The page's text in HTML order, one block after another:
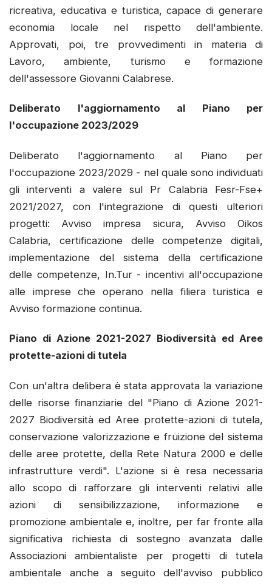
ricreativa, educativa e turistica, capace di generare
economia locale nel rispetto dell'ambiente.
Approvati, poi, tre provvedimenti in materia di
Lavoro, ambiente, turismo e formazione
dell'assessore Giovanni Calabrese.
Deliberato l'aggiornamento al Piano per
l'occupazione 2023/2029
Deliberato l'aggiornamento al Piano per
l'occupazione 2023/2029 - nel quale sono individuati
gli interventi a valere sul Pr Calabria Fesr-Fse+
2021/2027, con l'integrazione di questi ulteriori
progetti: Avviso impresa sicura, Avviso Oikos
Calabria, certificazione delle competenze digitali,
implementazione del sistema della certificazione
delle competenze, In.Tur - incentivi all'occupazione
alle imprese che operano nella filiera turistica e
Avviso formazione continua.
Piano di Azione 2021-2027 Biodiversità ed Aree
protette-azioni di tutela
Con un'altra delibera è stata approvata la variazione
delle risorse finanziarie del "Piano di Azione 2021-
2027 Biodiversità ed Aree protette-azioni di tutela,
conservazione valorizzazione e fruizione del sistema
delle aree protette, della Rete Natura 2000 e delle
infrastrutture verdi". L'azione si è resa necessaria
allo scopo di rafforzare gli interventi relativi alle
azioni di sensibilizzazione, informazione e
promozione ambientale e, inoltre, per far fronte alla
significativa richiesta di sostegno avanzata dalle
Associazioni ambientaliste per progetti di tutela
ambientale anche a seguito dell'avviso pubblico